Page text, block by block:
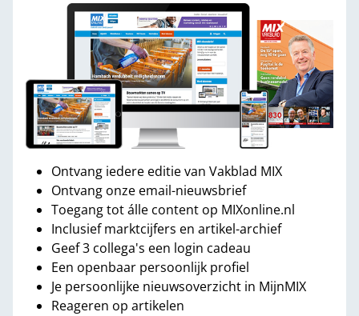
Ontvang iedere editie van Vakblad MIX
Ontvang onze email-nieuwsbrief
Toegang tot álle content op MIXonline.nl
Inclusief marktcijfers en artikel-archief
Geef 3 collega's een login cadeau
Een openbaar persoonlijk profiel
Je persoonlijke nieuwsoverzicht in MijnMIX
Reageren op artikelen